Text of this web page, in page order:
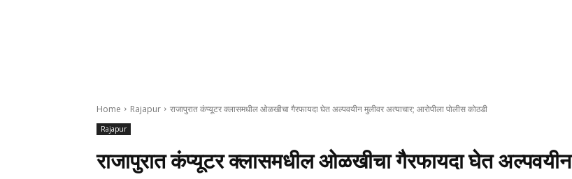
Home Rajapur राजापुरात कंप्यूटर क्लासमधील ओळखीचा गैरफायदा घेत अल्पवयीन मुलीवर अत्याचार; आरोपीला पोलीस कोठडी
Rajapur
राजापुरात कंप्यूटर क्लासमधील ओळखीचा गैरफायदा घेत अल्पवयीन